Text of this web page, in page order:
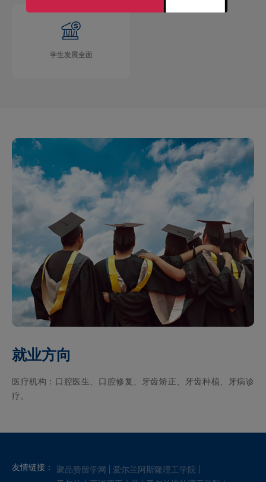
学生发展全面
就业方向
医疗机构：口腔医生、口腔修复、牙齿矫正、牙齿种植、牙病诊
疗。
友情链接： 聚品赞留学网
爱尔兰阿斯隆理工学院